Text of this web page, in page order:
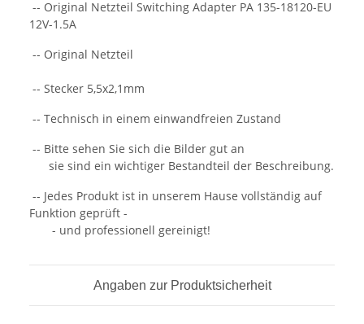
-- Original Netzteil Switching Adapter PA 135-18120-EU
12V-1.5A
-- Original Netzteil
-- Stecker 5,5x2,1mm
-- Technisch in einem einwandfreien Zustand
-- Bitte sehen Sie sich die Bilder gut an
sie sind ein wichtiger Bestandteil der Beschreibung.
-- Jedes Produkt ist in unserem Hause vollständig auf
Funktion geprüft -
- und professionell gereinigt!
Angaben zur Produktsicherheit